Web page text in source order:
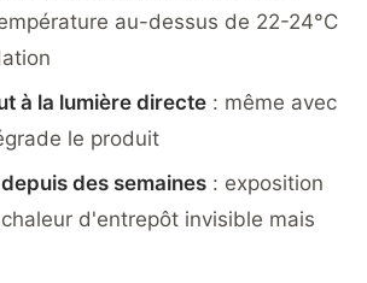
au-dessus de 22-24°C
à la lumière directe: même avec
le produit
des semaines: exposition
d'entrepôt invisible mais